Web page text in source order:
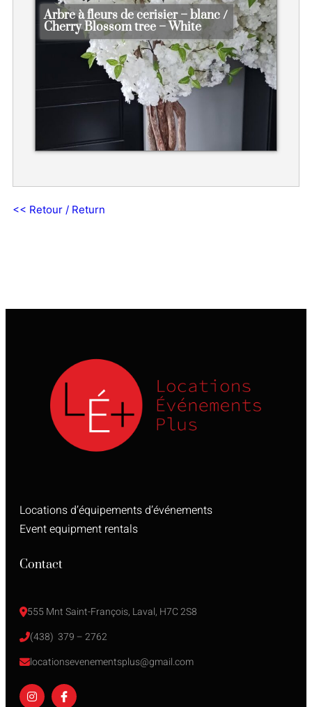
Arbre à fleurs de cerisier – blanc /
Cherry Blossom tree – White
<< Retour / Return
Locations d’équipements d’événements
Event equipment rentals
Contact
555 Mnt Saint-François, Laval, H7C 2S8
(438)  379 – 2762
locationsevenementsplus@gmail.com